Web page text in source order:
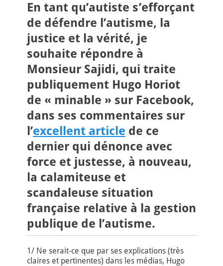
En tant qu’autiste s’efforçant
de défendre l’autisme, la
justice et la vérité, je
souhaite répondre à
Monsieur Sajidi, qui traite
publiquement Hugo Horiot
de « minable » sur Facebook,
dans ses commentaires sur
l’excellent article de ce
dernier qui dénonce avec
force et justesse, à nouveau,
la calamiteuse et
scandaleuse situation
française relative à la gestion
publique de l’autisme.
1/ Ne serait-ce que par ses explications (très
claires et pertinentes) dans les médias, Hugo